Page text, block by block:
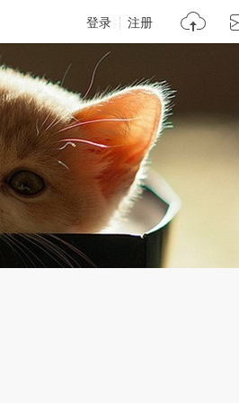
登录 注册